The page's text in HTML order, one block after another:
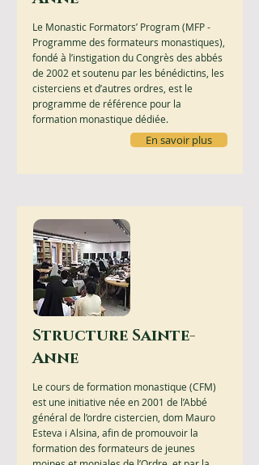
Le Monastic Formators’ Program (MFP -
Programme des formateurs monastiques),
fondé à l’instigation du Congrès des abbés
de 2002 et soutenu par les bénédictins, les
cisterciens et d’autres ordres, est le
programme de référence pour la
formation monastique dédiée.
En savoir plus
Structure Sainte-
Anne
Le cours de formation monastique (CFM)
est une initiative née en 2001 de l’Abbé
général de l’ordre cistercien, dom Mauro
Esteva i Alsina, afin de promouvoir la
formation des formateurs de jeunes